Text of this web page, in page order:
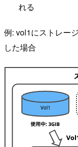
れる
例: vol1にストレー
した場合